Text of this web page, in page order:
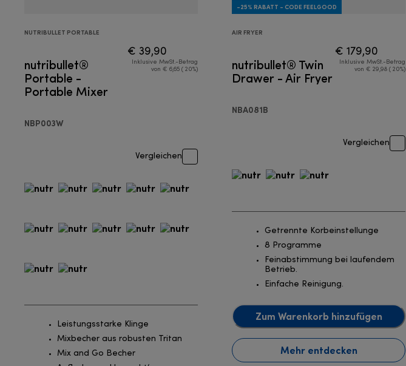
NUTRIBULLET PORTABLE
nutribullet®
Portable -
Portable Mixer
NBP003W
€ 39,90
Inklusive MwSt.-Betrag
von € 6,65 ( 20%)
Vergleichen
Leistungsstarke Klinge
Mixbecher aus robusten Tritan
Mix and Go Becher
-25% RABATT - CODE FEELGOOD
AIR FRYER
nutribullet® Twin
Drawer - Air Fryer
NBA081B
€ 179,90
Inklusive MwSt.-Betrag
von € 29,98 ( 20%)
Vergleichen
Getrennte Korbeinstellunge
8 Programme
Feinabstimmung bei laufendem
Betrieb.
Einfache Reinigung.
Zum Warenkorb hinzufügen
Mehr entdecken